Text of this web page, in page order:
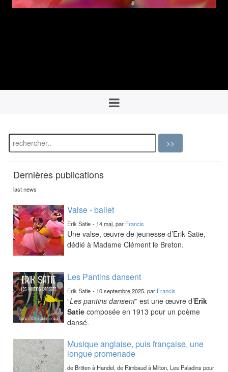
Dernières publications
last news
Valse - ballet
Erik Satie - 14 mai, par Francis
Une valse, œuvre de jeunesse d’Erik Satie,
dédié à Madame Clément le Breton.
Les Pantins dansent
Erik Satie - 10 septembre 2025, par Francis
“Les pantins dansent” est une œuvre d’Erik
Satie composée en 1913 pour un poème
dansé.
Musique anglaise, puis française, une
longue promenade
de Britten à Handel, de Rimbaud à Milton, Les Paladins pour